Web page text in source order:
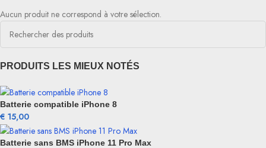
PRODUITS LES MIEUX NOTÉS
Batterie compatible iPhone 8
€ 15,00
Batterie sans BMS iPhone 11 Pro Max
Aucun produit ne correspond à votre sélection.